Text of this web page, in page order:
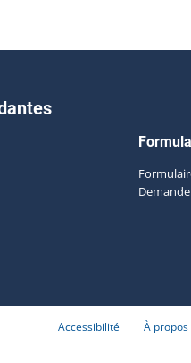
Accessibilité À propos